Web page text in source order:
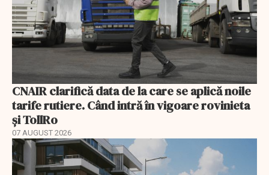
CNAIR clarifică data de la care se aplică noile
tarife rutiere. Când intră în vigoare rovinieta
și TollRo
07 AUGUST 2026